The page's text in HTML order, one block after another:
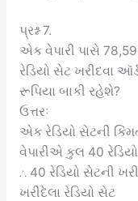
પ્રશ્ન 7.
એક વેપારી પાસે
રેડિયો સેટ ખરીદવા
રૂપિયા બાકી રહેશે?
ઉત્તરઃ
એક રેડિયો સેટની
વેપારીએ કુલ 40
∴ 40 રેડિયો સેટની
ખરીદેલા રેડિયો સેટ